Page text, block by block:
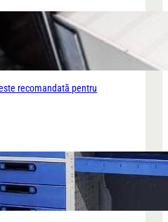
recomandată pentru